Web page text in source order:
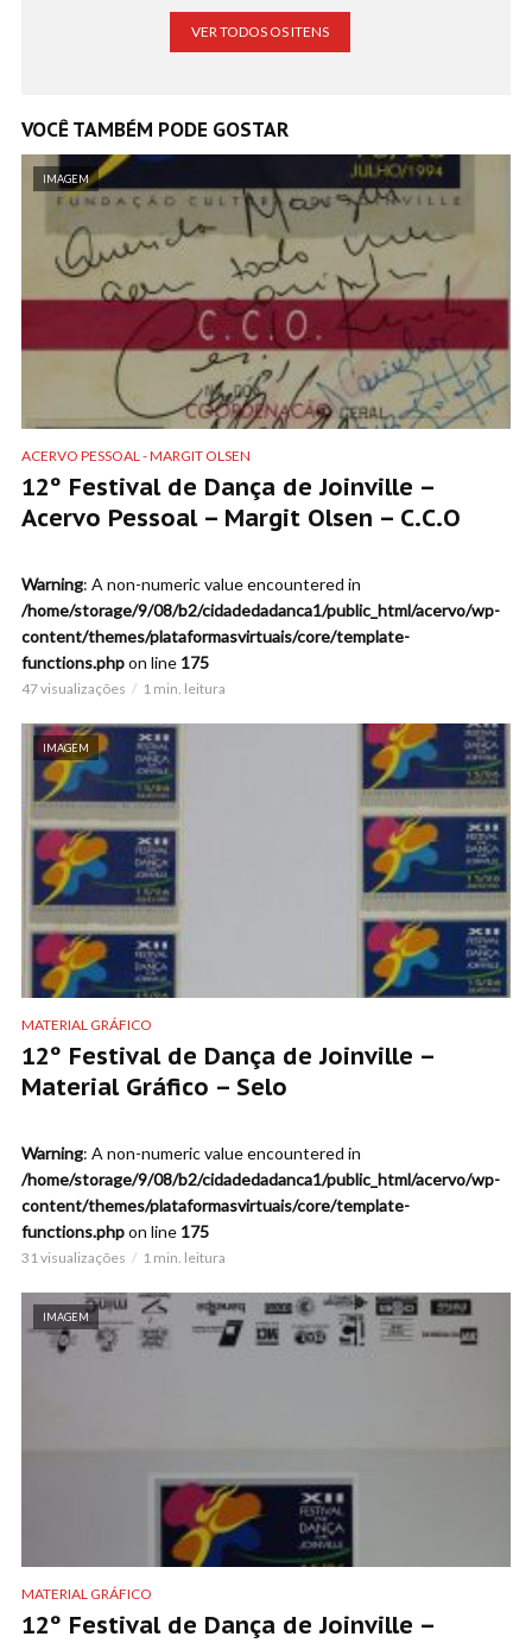
VER TODOS OS ITENS
VOCÊ TAMBÉM PODE GOSTAR
IMAGEM
ACERVO PESSOAL - MARGIT OLSEN
12º Festival de Dança de Joinville –
Acervo Pessoal – Margit Olsen – C.C.O
Warning: A non-numeric value encountered in
/home/storage/9/08/b2/cidadedadanca1/public_html/acervo/wp-
content/themes/plataformasvirtuais/core/template-
functions.phpon line 175
47 visualizações 1 min. leitura
IMAGEM
MATERIAL GRÁFICO
12º Festival de Dança de Joinville –
Material Gráfico – Selo
Warning: A non-numeric value encountered in
/home/storage/9/08/b2/cidadedadanca1/public_html/acervo/wp-
content/themes/plataformasvirtuais/core/template-
functions.phpon line 175
31 visualizações 1 min. leitura
IMAGEM
MATERIAL GRÁFICO
12º Festival de Dança de Joinville –